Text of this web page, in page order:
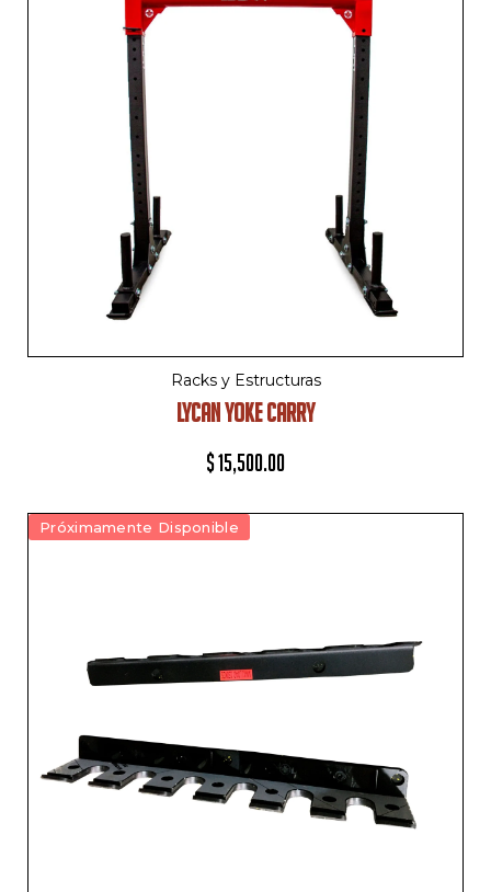
Racks y Estructuras
LYCAN YOKE CARRY
$15,500.00
Próximamente Disponible